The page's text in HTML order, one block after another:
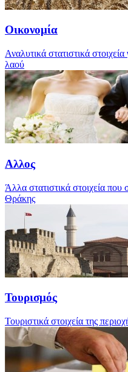
Οικονομία
Αναλυτικά στατιστικά
λαού
Αλλος
Άλλα στατιστικά στοιχεία που
Θράκης
Τουρισμός
Τουριστικά στοιχεία της